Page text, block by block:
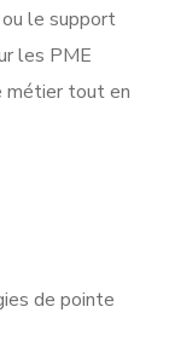
le support
les PME
métier tout en
de pointe